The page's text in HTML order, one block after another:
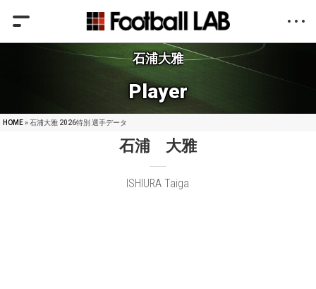
石浦大雅
Player
HOME» 石浦大雅 2026特別 選手データ
石浦 大雅
ISHIURA Taiga